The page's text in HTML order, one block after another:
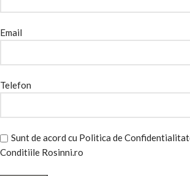
Email
Telefon
Sunt de acord cu Politica de
Conditiile Rosinni.ro